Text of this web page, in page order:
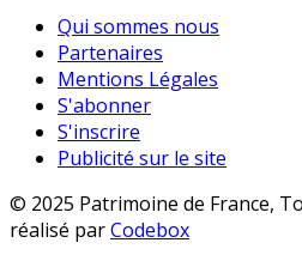
Qui sommes nous
Partenaires
Mentions Légales
S'abonner
S'inscrire
Publicité sur le site
© 2025 Patrimoine de France,
réalisé parCodebox